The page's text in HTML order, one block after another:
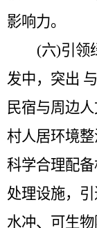
影响力。
(六)引领
发中，突出
民宿与周边
村人居环境
科学合理配
处理设施，
水冲、可生